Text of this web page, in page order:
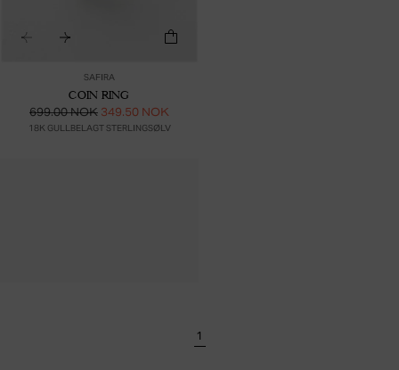
SAFIRA
COIN RING
699.00 NOK 349.50 NOK
18K GULLBELAGT STERLINGSØLV
1